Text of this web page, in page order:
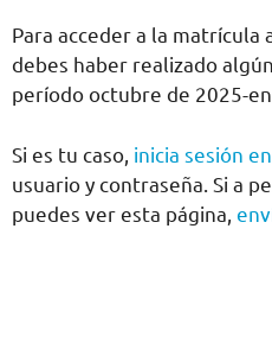
Para acceder a la matrícula
debes haber realizado
período octubre de 2025-
Si es tu caso, inicia sesión
usuario y contraseña. Si a
puedes ver esta página,